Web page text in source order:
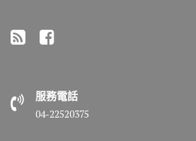
服務電話
04-22520375